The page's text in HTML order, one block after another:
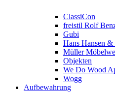
ClassiCon
freistil Rolf
Gubi
Hans Hansen
Müller
Objekten
We Do Wood
Wogg
Aufbewahrung